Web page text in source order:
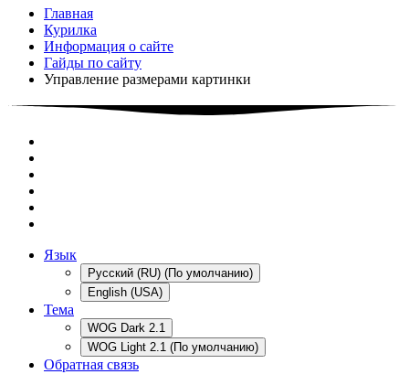
Главная
Курилка
Информация о сайте
Гайды по сайту
Управление размерами картинки
Язык
Русский (RU) (По умолчанию)
English (USA)
Тема
WOG Dark 2.1
WOG Light 2.1 (По умолчанию)
Обратная связь